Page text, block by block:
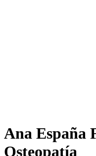
Ana España
Osteopatía